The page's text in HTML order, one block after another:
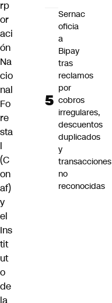
rp
or
aci
ón
Na
cio
nal
Fo
re
sta
l
(C
on
af)
y
el
Ins
tit
ut
o
de
la
Sernac
oficia
a
Bipay
tras
reclamos
por
cobros
irregulares,
descuentos
duplicados
y
transacciones
no
reconocidas